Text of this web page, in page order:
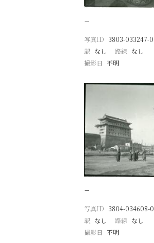
−
写真ID 3803-033247-0
駅 なし 路線 なし
撮影日 不明
−
写真ID 3804-034608-0
駅 なし 路線 なし
撮影日 不明